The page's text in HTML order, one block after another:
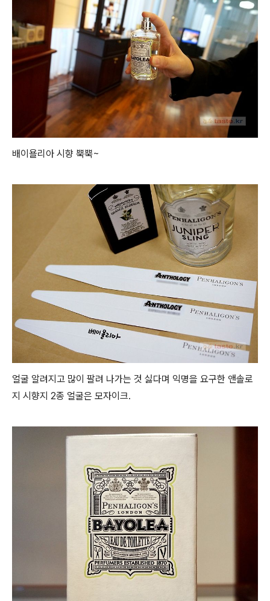
배이욜리아 시향 뿍뿍~
얼굴 알려지고 많이 팔려 나가는 것 싫다며 익명을 요구한 앤솔로
지 시향지 2종 얼굴은 모자이크.